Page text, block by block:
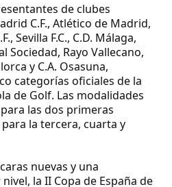
de clubes
C.F., Atlético de Madrid,
Sevilla F.C., C.D. Málaga,
Sociedad, Rayo Vallecano,
y C.A. Osasuna,
categorías oficiales de la
de Golf. Las modalidades
las dos primeras
la tercera, cuarta y
nuevas y una
la II Copa de España de